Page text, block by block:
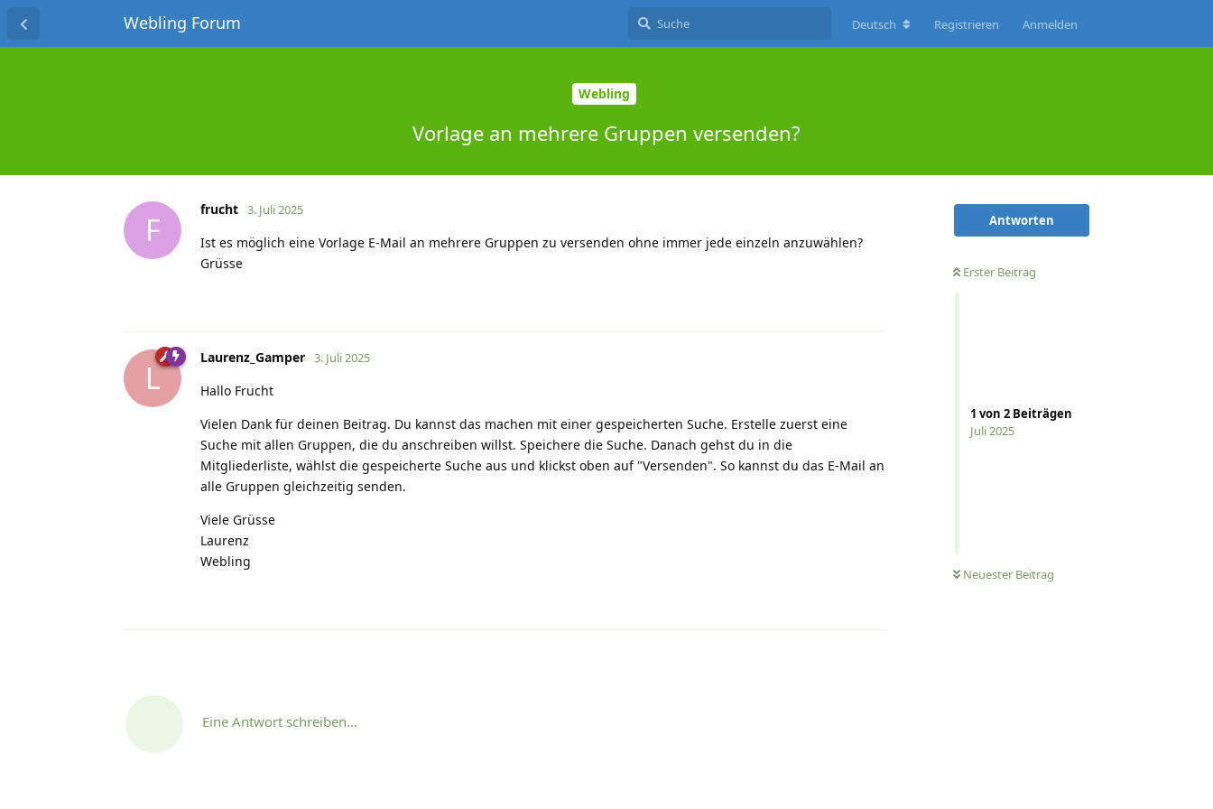
Webling Forum Deutsch Registrieren Anmelden
Webling
Vorlage an mehrere Gruppen versenden?
Antworten
Erster Beitrag
1 von 2 Beiträgen
Juli 2025
Neuester Beitrag
F
frucht 3. Juli 2025
Ist es möglich eine Vorlage E-Mail an mehrere Gruppen zu versenden ohne immer jede einzeln anzuwählen?
Grüsse
L
Laurenz_Gamper 3. Juli 2025
Hallo Frucht
Vielen Dank für deinen Beitrag. Du kannst das machen mit einer gespeicherten Suche. Erstelle zuerst eine
Suche mit allen Gruppen, die du anschreiben willst. Speichere die Suche. Danach gehst du in die
Mitgliederliste, wählst die gespeicherte Suche aus und klickst oben auf "Versenden". So kannst du das E-Mail an
alle Gruppen gleichzeitig senden.
Viele Grüsse
Laurenz
Webling
Eine Antwort schreiben…